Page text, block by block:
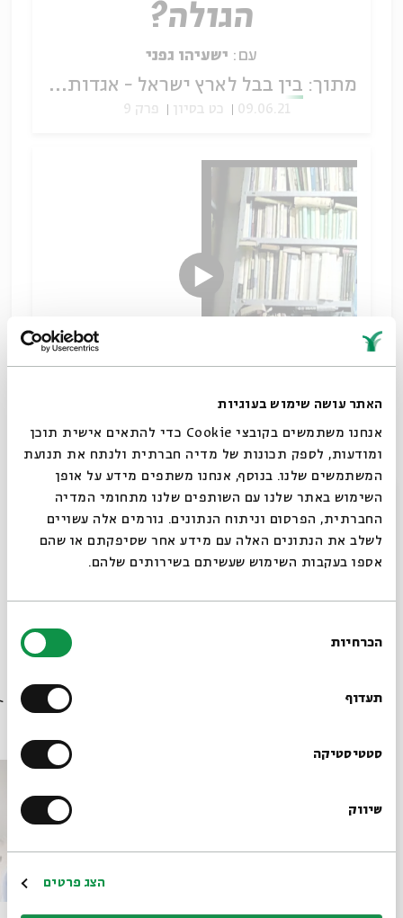
האתר עושה שימוש בעוגיות
אנחנו משתמשים בקובצי Cookie כדי להתאים אישית תוכן
ומודעות, לספק תכונות של מדיה חברתית ולנתח את תנועת
המשתמשים שלנו. בנוסף, אנחנו משתפים מידע על אופן
השימוש באתר שלנו עם השותפים שלנו מתחומי המדיה
החברתית, הפרסום וניתוח הנתונים. גורמים אלה עשויים
לשלב את הנתונים האלה עם מידע אחר שסיפקתם או שהם
אספו בעקבות השימוש שעשיתם בשירותים שלהם.
הסכמה
הכרחיות
תעדוף
סטטיסטיקה
שיווק
הצג פרטים
הגולה?
עם: ישעיהו גפני
מתוך: בין בבל לארץ ישראל - אגדות מקבילות וחילוקי מגמות
09.06.21 כט בסיון פרק 9
התחרות בין שתי הקהילות, הבבלית והישראלית, מצויה
בטקסטים החז"ליים עצמם.
בין בבל לארץ ישראל
שיתוףסגור